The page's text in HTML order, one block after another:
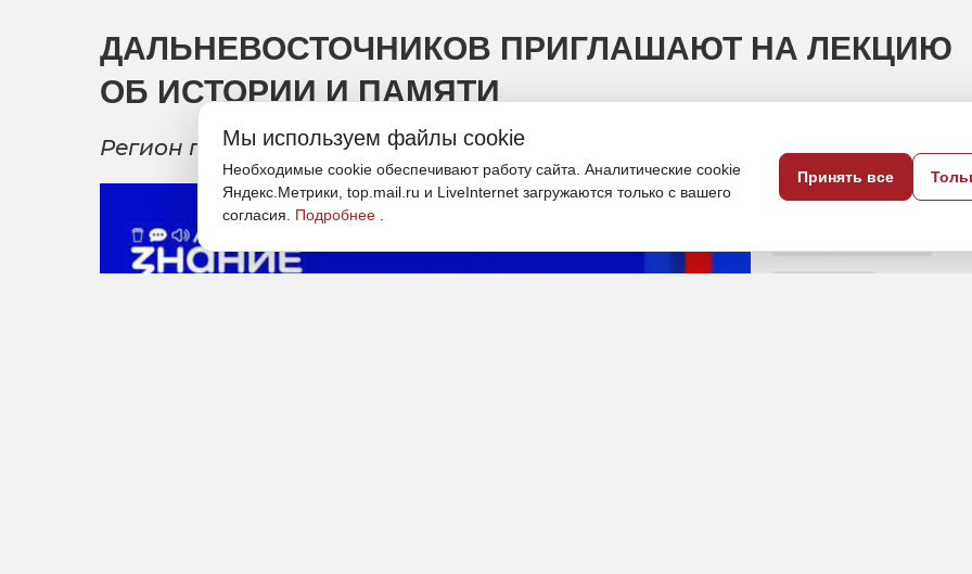
ДАЛЬНЕВОСТОЧНИКОВ ПРИГЛАШАЮТ НА ЛЕКЦИЮ
ОБ ИСТОРИИ И ПАМЯТИ
Регион присоединится к лекции общества «Знание»
22 июня, 11:05
Мы используем файлы cookie
Необходимые cookie обеспечивают работу сайта. Аналитические cookie
Яндекс.Метрики, top.mail.ru и LiveInternet загружаются только с вашего
согласия. Подробнее
Принять все